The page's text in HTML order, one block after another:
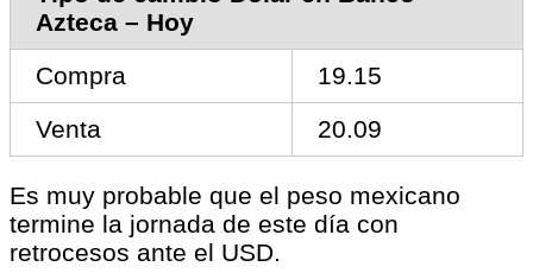
Azteca – Hoy
Compra
19.15
Venta
20.09
Es muy probable que el peso mexicano
termine la jornada de este día con
retrocesos ante el USD.